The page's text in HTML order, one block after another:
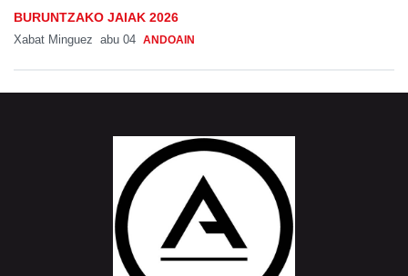
BURUNTZAKO JAIAK 2026
Xabat Minguez abu 04 ANDOAIN